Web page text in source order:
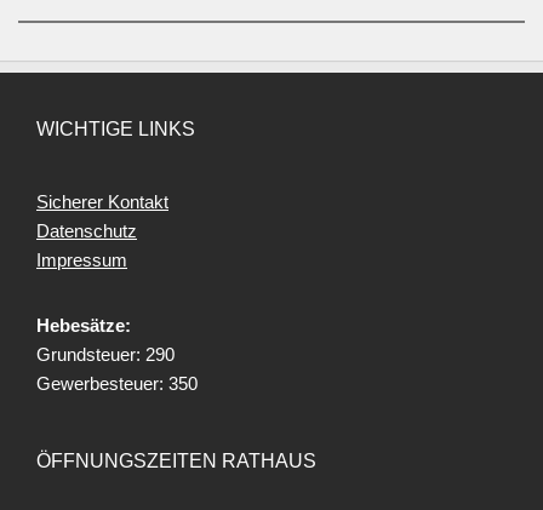
WICHTIGE LINKS
Sicherer Kontakt
Datenschutz
Impressum
Hebesätze:
Grundsteuer: 290
Gewerbesteuer: 350
ÖFFNUNGSZEITEN RATHAUS